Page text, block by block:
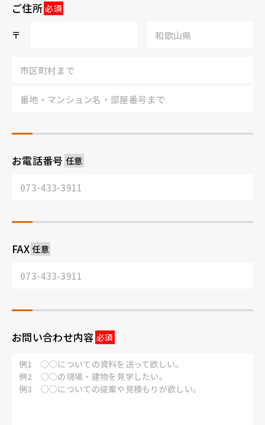
ご住所
〒
お電話番号
FAX
お問い合わせ内容
例1 ○○についての資料を送って欲しい。
例2 ○○の現場・建物を見学したい。
例3 ○○についての提案や見積もりが欲しい。